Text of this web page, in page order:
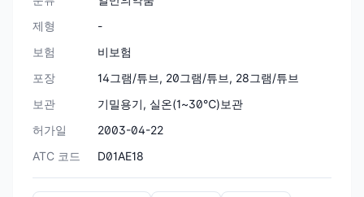
제형
-
보험
비보험
포장
14그램/튜브, 20그램/튜브, 28그램/튜브
보관
기밀용기, 실온(1~30℃)보관
허가일
2003-04-22
ATC 코드
D01AE18